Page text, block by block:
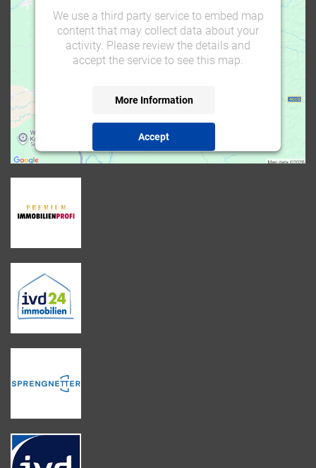
We use a third party service to embed map
content that may collect data about your
activity. Please review the details and
accept the service to see this map.
More Information
Accept
powered byUsercentrics Consent Management